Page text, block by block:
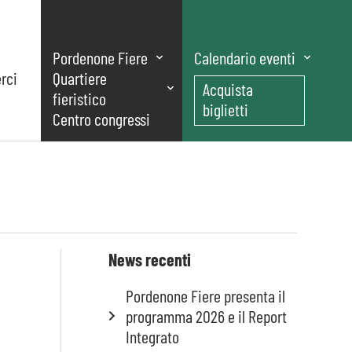
Pordenone Fiere
Quartiere
fieristico
Centro congressi
Calendario eventi
Acquista
biglietti
News recenti
Pordenone Fiere presenta il
programma 2026 e il Report
Integrato